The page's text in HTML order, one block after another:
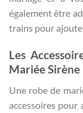
également être
trains pour
Les
Mariée Sirène
Une robe de
accessoires